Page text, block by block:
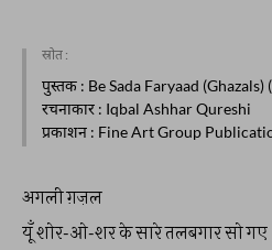
स्रोत :
पुस्तक : Be Sada Faryaad (Ghazals)
रचनाकार : Iqbal Ashhar Qureshi
प्रकाशन : Fine Art Group
अगली ग़ज़ल
यूँ शोर-ओ-शर के सारे तलबगार सो गए